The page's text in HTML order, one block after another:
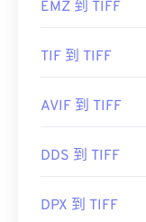
EMZ 到 TIFF
TIF 到 TIFF
AVIF 到 TIFF
DDS 到 TIFF
DPX 到 TIFF